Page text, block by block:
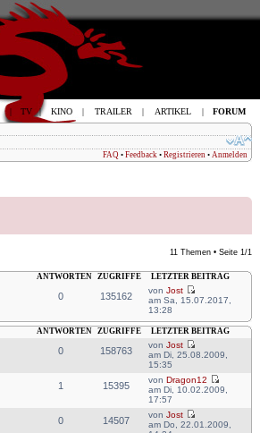
FAQ • Feedback • Registrieren • Anmelden
11 Themen • Seite 1 /1
ANTWORTEN ZUGRIFFE LETZTER BEITRAG
0 135162
vonJost
am Sa, 15.07.2017,
13:28
ANTWORTEN ZUGRIFFE LETZTER BEITRAG
0 158763
vonJost
am Di, 25.08.2009,
15:35
1 15395
vonDragon12
am Di, 10.02.2009,
17:57
0 14507
vonJost
am Do, 22.01.2009,
| TV | KINO | TRAILER | ARTIKEL | FORUM